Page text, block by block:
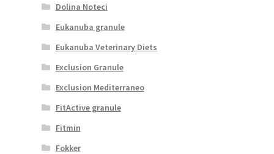
Dolina Noteci
Eukanuba granule
Eukanuba Veterinary Diets
Exclusion Granule
Exclusion Mediterraneo
FitActive granule
Fitmin
Fokker